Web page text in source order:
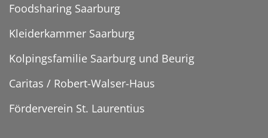
Foodsharing Saarburg
Kleiderkammer Saarburg
Kolpingsfamilie Saarburg und Beurig
Caritas / Robert-Walser-Haus
Förderverein St. Laurentius